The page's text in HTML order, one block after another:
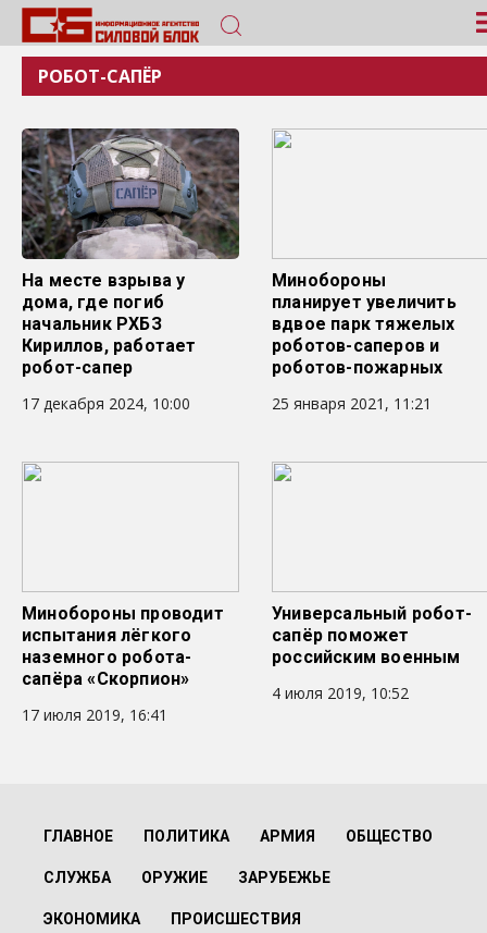
РОБОТ-САПЁР
На месте взрыва у
дома, где погиб
начальник РХБЗ
Кириллов, работает
робот-сапер
17 декабря 2024, 10:00
Минобороны
планирует увеличить
вдвое парк тяжелых
роботов-саперов и
роботов-пожарных
25 января 2021, 11:21
Минобороны проводит
испытания лёгкого
наземного робота-
сапёра «Скорпион»
17 июля 2019, 16:41
Универсальный робот-
сапёр поможет
российским военным
4 июля 2019, 10:52
ГЛАВНОЕ ПОЛИТИКА АРМИЯ ОБЩЕСТВО
СЛУЖБА ОРУЖИЕ ЗАРУБЕЖЬЕ
ЭКОНОМИКА ПРОИСШЕСТВИЯ